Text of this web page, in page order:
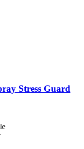
Stress Guard